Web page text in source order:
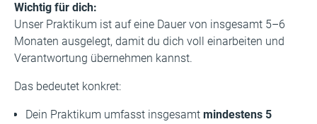
Wichtig für dich:
Unser Praktikum ist auf eine Dauer von insgesamt 5–6
Monaten ausgelegt, damit du dich voll einarbeiten und
Verantwortung übernehmen kannst.
Das bedeutet konkret:
Dein Praktikum umfasst insgesamt mindestens 5